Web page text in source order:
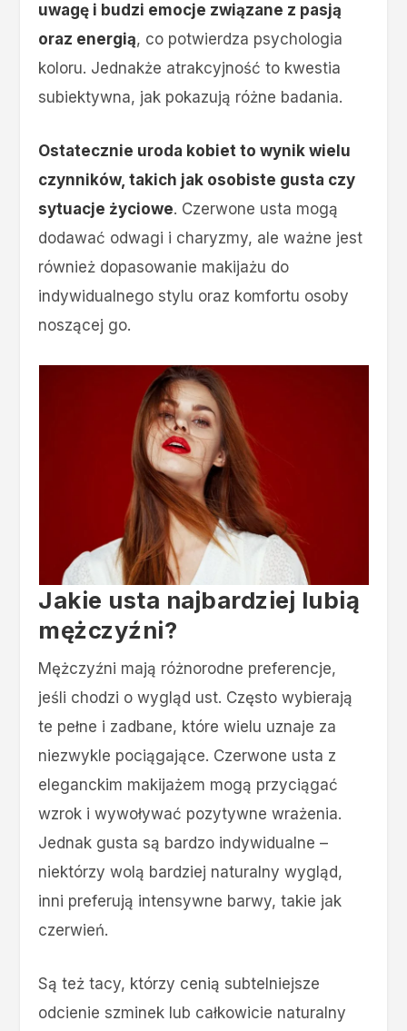
uwagę i budzi emocje związane z pasją
oraz energią, co potwierdza psychologia
koloru. Jednakże atrakcyjność to kwestia
subiektywna, jak pokazują różne badania.
Ostatecznie uroda kobiet to wynik wielu
czynników, takich jak osobiste gusta czy
sytuacje życiowe. Czerwone usta mogą
dodawać odwagi i charyzmy, ale ważne jest
również dopasowanie makijażu do
indywidualnego stylu oraz komfortu osoby
noszącej go.
Jakie usta najbardziej lubią
mężczyźni?
Mężczyźni mają różnorodne preferencje,
jeśli chodzi o wygląd ust. Często wybierają
te pełne i zadbane, które wielu uznaje za
niezwykle pociągające. Czerwone usta z
eleganckim makijażem mogą przyciągać
wzrok i wywoływać pozytywne wrażenia.
Jednak gusta są bardzo indywidualne –
niektórzy wolą bardziej naturalny wygląd,
inni preferują intensywne barwy, takie jak
czerwień.
Są też tacy, którzy cenią subtelniejsze
odcienie szminek lub całkowicie naturalny